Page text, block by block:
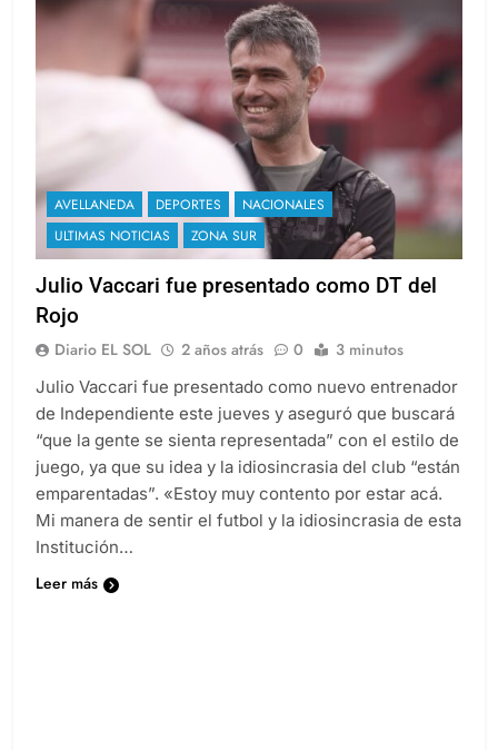
AVELLANEDA DEPORTES
NACIONALES
ULTIMAS NOTICIAS
ZONA SUR
Julio Vaccari fue presentado como DT del
Rojo
Diario EL SOL 2 años atrás 0 3 minutos
Julio Vaccari fue presentado como nuevo entrenador
de Independiente este jueves y aseguró que buscará
“que la gente se sienta representada” con el estilo de
juego, ya que su idea y la idiosincrasia del club “están
emparentadas”. «Estoy muy contento por estar acá.
Mi manera de sentir el futbol y la idiosincrasia de esta
Institución…
Leer más